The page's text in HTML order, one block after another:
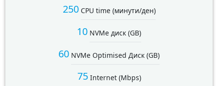
250 CPU time (минути/ден)
10 NVMe диск (GB)
60 NVMe Optimised Диск (GB)
75 Internet (Mbps)